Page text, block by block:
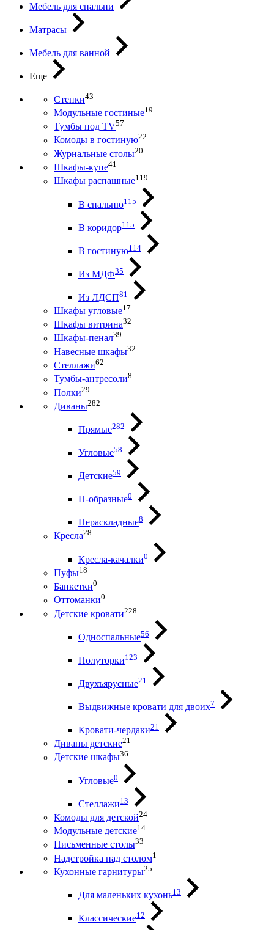
Мебель для спальни
Матрасы
Мебель для ванной
Еще
Стенки43
Модульные гостиные19
Тумбы под ТV57
Комоды в гостиную22
Журнальные столы20
Шкафы-купе41
Шкафы распашные119
В спальню115
В коридор115
В гостиную114
Из МДФ35
Из ЛДСП81
Шкафы угловые17
Шкафы витрина32
Шкафы-пенал39
Навесные шкафы32
Стеллажи62
Тумбы-антресоли8
Полки29
Диваны282
Прямые282
Угловые58
Детские59
П-образные0
Нераскладные8
Кресла28
Кресла-качалки0
Пуфы18
Банкетки0
Оттоманки0
Детские кровати228
Односпальные56
Полуторки123
Двухъярусные21
Выдвижные кровати для двоих7
Кровати-чердаки21
Диваны детские21
Детские шкафы36
Угловые0
Стеллажи13
Комоды для детской24
Модульные детские14
Письменные столы33
Надстройка над столом1
Кухонные гарнитуры25
Для маленьких кухонь13
Классические12